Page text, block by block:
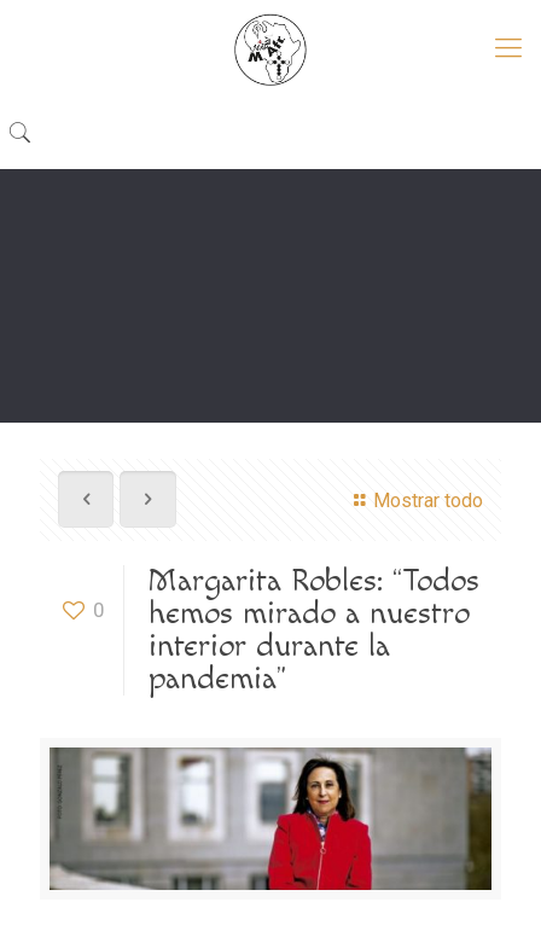
Mostrar todo
0
Margarita Robles: “Todos
hemos mirado a nuestro
interior durante la
pandemia”